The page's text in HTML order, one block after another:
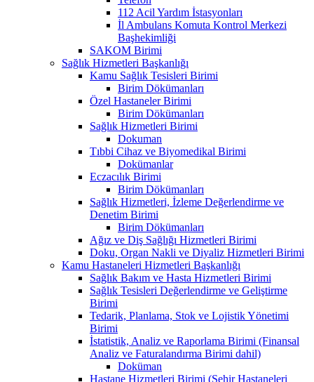
112 Acil Yardım İstasyonları
İl Ambulans Komuta Kontrol Merkezi
Başhekimliği
SAKOM Birimi
Sağlık Hizmetleri Başkanlığı
Kamu Sağlık Tesisleri Birimi
Birim Dökümanları
Özel Hastaneler Birimi
Birim Dökümanları
Sağlık Hizmetleri Birimi
Dokuman
Tıbbi Cihaz ve Biyomedikal Birimi
Dokümanlar
Eczacılık Birimi
Birim Dökümanları
Sağlık Hizmetleri, İzleme Değerlendirme ve
Denetim Birimi
Birim Dökümanları
Ağız ve Diş Sağlığı Hizmetleri Birimi
Doku, Organ Nakli ve Diyaliz Hizmetleri Birimi
Kamu Hastaneleri Hizmetleri Başkanlığı
Sağlık Bakım ve Hasta Hizmetleri Birimi
Sağlık Tesisleri Değerlendirme ve Geliştirme
Birimi
Tedarik, Planlama, Stok ve Lojistik Yönetimi
Birimi
İstatistik, Analiz ve Raporlama Birimi (Finansal
Analiz ve Faturalandırma Birimi dahil)
Doküman
Hastane Hizmetleri Birimi (Şehir Hastaneleri